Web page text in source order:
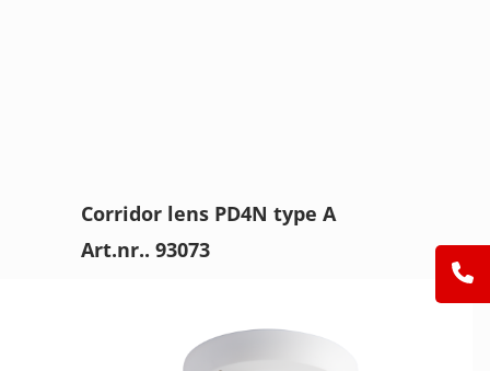
Corridor lens PD4N type A
Art.nr.. 93073